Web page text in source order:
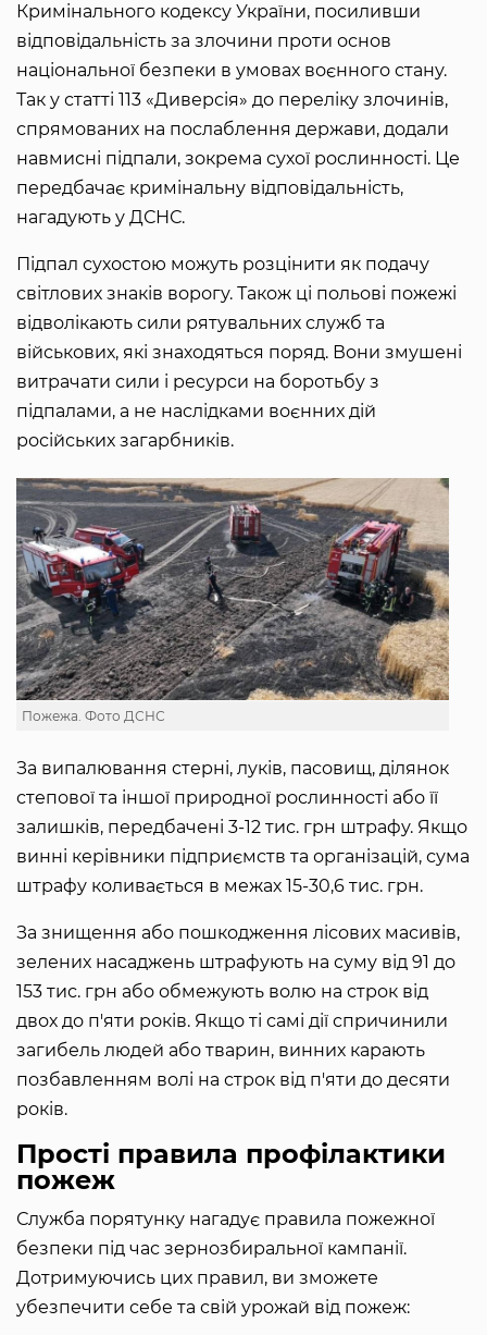
Кримінального кодексу України, посиливши
відповідальність за злочини проти основ
національної безпеки в умовах воєнного стану.
Так у статті 113 «Диверсія» до переліку злочинів,
спрямованих на послаблення держави, додали
навмисні підпали, зокрема сухої рослинності. Це
передбачає кримінальну відповідальність,
нагадують у ДСНС.
Підпал сухостою можуть розцінити як подачу
світлових знаків ворогу. Також ці польові пожежі
відволікають сили рятувальних служб та
військових, які знаходяться поряд. Вони змушені
витрачати сили і ресурси на боротьбу з
підпалами, а не наслідками воєнних дій
російських загарбників.
Пожежа. Фото ДСНС
За випалювання стерні, луків, пасовищ, ділянок
степової та іншої природної рослинності або її
залишків, передбачені 3-12 тис. грн штрафу. Якщо
винні керівники підприємств та організацій, сума
штрафу коливається в межах 15-30,6 тис. грн.
За знищення або пошкодження лісових масивів,
зелених насаджень штрафують на суму від 91 до
153 тис. грн або обмежують волю на строк від
двох до п'яти років. Якщо ті самі дії спричинили
загибель людей або тварин, винних карають
позбавленням волі на строк від п'яти до десяти
років.
Прості правила профілактики
пожеж
Служба порятунку нагадує правила пожежної
безпеки під час зернозбиральної кампанії.
Дотримуючись цих правил, ви зможете
убезпечити себе та свій урожай від пожеж: